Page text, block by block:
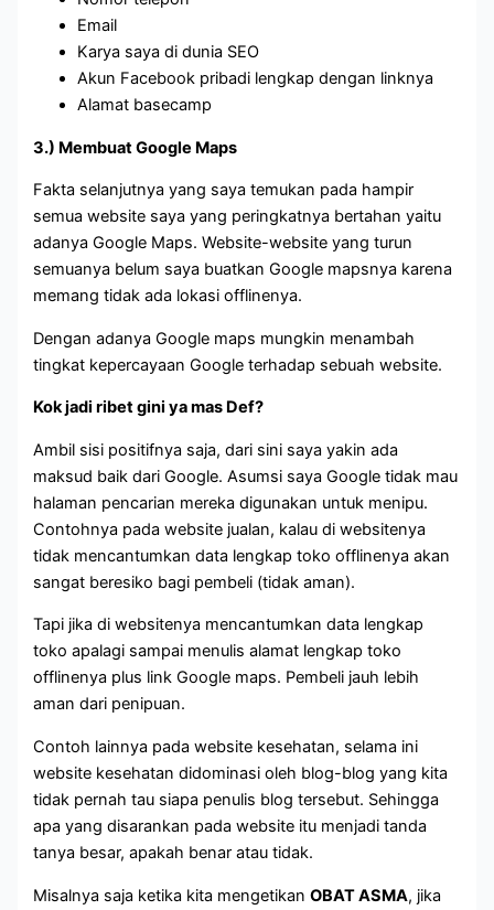
Email
Karya saya di dunia SEO
Akun Facebook pribadi lengkap dengan linknya
Alamat basecamp
3.) Membuat Google Maps
Fakta selanjutnya yang saya temukan pada hampir
semua website saya yang peringkatnya bertahan yaitu
adanya Google Maps. Website-website yang turun
semuanya belum saya buatkan Google mapsnya karena
memang tidak ada lokasi offlinenya.
Dengan adanya Google maps mungkin menambah
tingkat kepercayaan Google terhadap sebuah website.
Kok jadi ribet gini ya mas Def?
Ambil sisi positifnya saja, dari sini saya yakin ada
maksud baik dari Google. Asumsi saya Google tidak mau
halaman pencarian mereka digunakan untuk menipu.
Contohnya pada website jualan, kalau di websitenya
tidak mencantumkan data lengkap toko offlinenya akan
sangat beresiko bagi pembeli (tidak aman).
Tapi jika di websitenya mencantumkan data lengkap
toko apalagi sampai menulis alamat lengkap toko
offlinenya plus link Google maps. Pembeli jauh lebih
aman dari penipuan.
Contoh lainnya pada website kesehatan, selama ini
website kesehatan didominasi oleh blog-blog yang kita
tidak pernah tau siapa penulis blog tersebut. Sehingga
apa yang disarankan pada website itu menjadi tanda
tanya besar, apakah benar atau tidak.
Misalnya saja ketika kita mengetikanOBAT ASMA, jika